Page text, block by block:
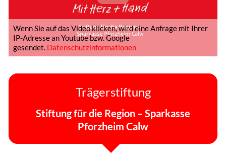
Deutsche Stiftung Wiederbelebung
Paula und Dieter Hassler-Stiftung
Stiftung Hochschule Pforzheim
Stiftung zur Foerderung des Leistungs-
und Wettkampfsports
Wenn Sie auf das Video klicken, wird eine Anfrage mit Ihrer
IP-Adresse an Youtube bzw. Google
gesendet. Datenschutzinformationen
Trägerstiftung
Stiftung für die Region – Sparkasse
Pforzheim Calw